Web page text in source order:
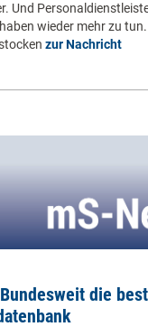
Und
wieder mehr zu
zur Nachricht
die